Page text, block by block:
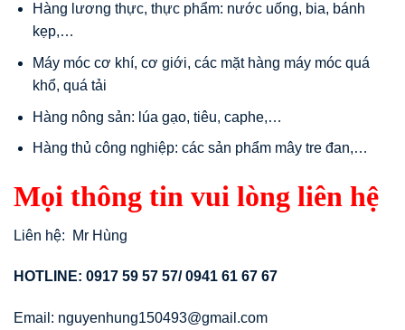
Hàng lương thực, thực phẩm: nước uống, bia, bánh
kẹp,…
Máy móc cơ khí, cơ giới, các mặt hàng máy móc quá
khổ, quá tải
Hàng nông sản: lúa gạo, tiêu, caphe,…
Hàng thủ công nghiệp: các sản phẩm mây tre đan,…
Mọi thông tin vui lòng liên hệ
Liên hệ: Mr Hùng
HOTLINE: 0917 59 57 57/ 0941 61 67 67
Email: nguyenhung150493@gmail.com